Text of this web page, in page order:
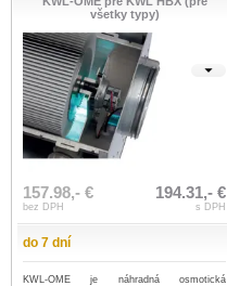
všetky typy)
157.98,- €
bez DPH
194.31,- €
s DPH
do 7 dní
KWL-OME je náhradná osmotická